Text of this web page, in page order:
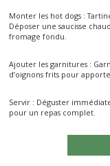
Monter les hot dogs :
Déposer une saucisse
fromage fondu.
Ajouter les garnitures :
d’oignons frits pour
Servir : Déguster
pour un repas complet.